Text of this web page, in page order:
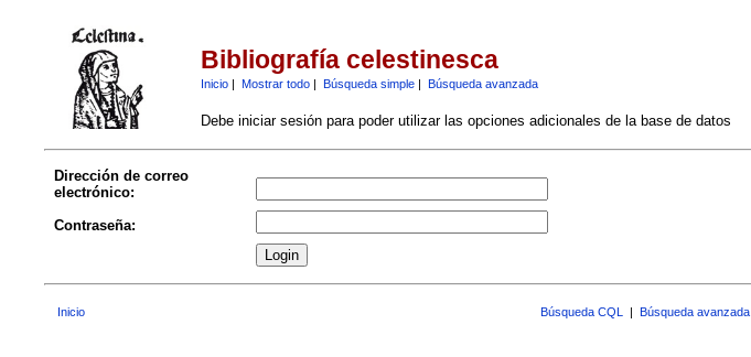
Bibliografía celestinesca
Inicio| Mostrar todo| Búsqueda simple| Búsqueda avanzada
Debe iniciar sesión para poder utilizar las opciones adicionales de la base de datos
Dirección de correo
electrónico:
Contraseña:
Inicio Búsqueda CQL | Búsqueda avanzada